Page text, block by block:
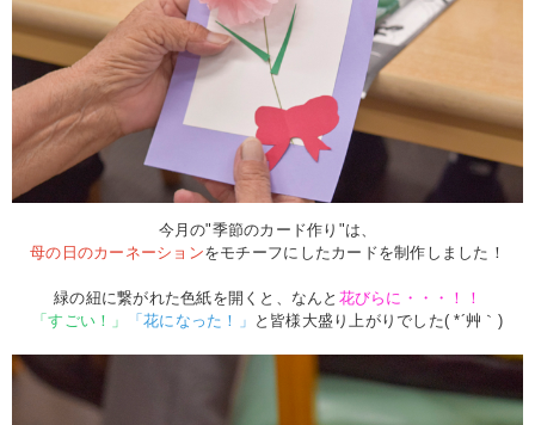
今月の"季節のカード作り"は、
母の日のカーネーションをモチーフにしたカードを制作しました！
緑の紐に繋がれた色紙を開くと、なんと 花びらに・・・！！
「すごい！」
「花になった！」 と皆様大盛り上がりでした( *´艸｀)